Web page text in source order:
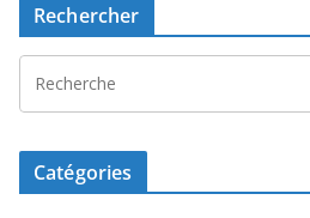
Rechercher
Catégories